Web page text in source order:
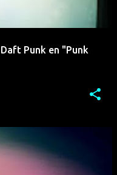
Punk en "Punk